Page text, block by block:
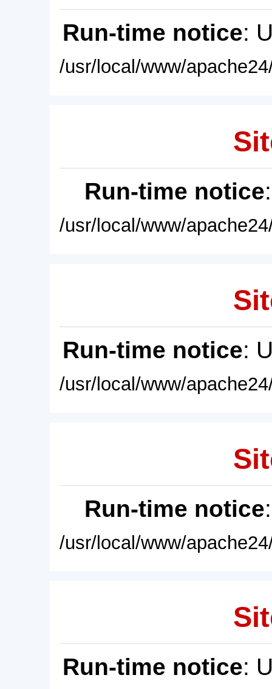
Run-time notice:
/usr/local/www/
Run-time notice
/usr/local/www/
Run-time notice:
/usr/local/www/
Run-time notice
/usr/local/www/
Run-time notice: